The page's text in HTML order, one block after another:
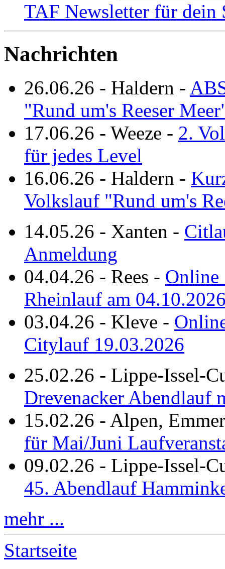
TAF Newsletter für dein
Nachrichten
26.06.26 - Haldern -
"Rund um's Reeser
17.06.26 - Weeze - 2.
für jedes Level
16.06.26 - Haldern -
Volkslauf "Rund um's
14.05.26 - Xanten -
Anmeldung
04.04.26 - Rees - Online
Rheinlauf am
03.04.26 - Kleve -
Citylauf 19.03.2026
25.02.26 - Lippe-Issel-
Drevenacker Abendlauf
15.02.26 - Alpen,
für Mai/Juni
09.02.26 - Lippe-Issel-
45. Abendlauf
mehr ...
Startseite